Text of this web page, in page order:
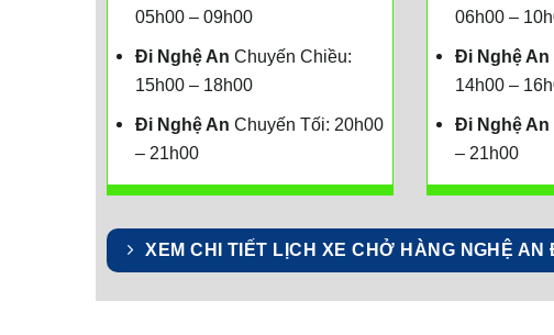
05h00 – 09h00
Đi Nghệ An Chuyến Chiều:
15h00 – 18h00
Đi Nghệ An Chuyến Tối: 20h00
– 21h00
06h00 –
Đi Nghệ An
14h00 –
Đi Nghệ An
– 21h00
XEM CHI TIẾT LỊCH XE CHỞ HÀNG NGHỆ